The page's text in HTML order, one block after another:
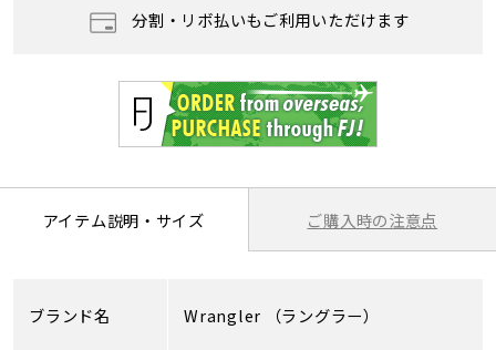
分割・リボ払いもご利用いただけます
アイテム説明・サイズ ご購入時の注意点
ブランド名 Wrangler （ラングラー）